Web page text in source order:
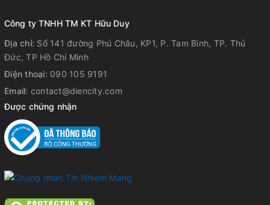
Công ty TNHH TM KT Hữu Duy
Địa chỉ: Số 141 đường Phú Châu, KP1, P. Tam Bình, TP. Thủ
Đức, TP Hồ Chí Minh
Điện thoại: 090 105 9191
Email: contact@diencity.com
Được chứng nhận